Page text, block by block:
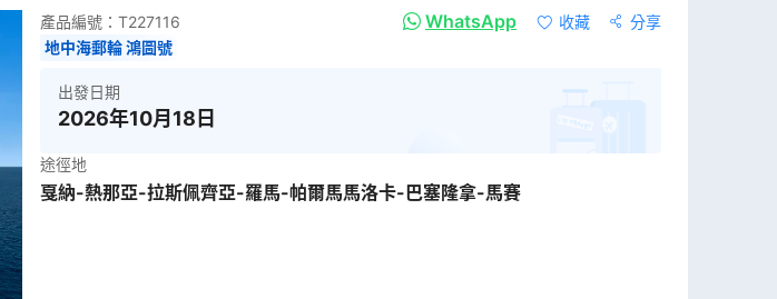
產品編號： T227116 WhatsApp 收藏
分享
地中海郵輪 鴻圖號
出發日期
2026年10月18日
途徑地
戛納-熱那亞-拉斯佩齊亞-羅馬-帕爾馬馬洛卡-巴塞隆拿-馬賽